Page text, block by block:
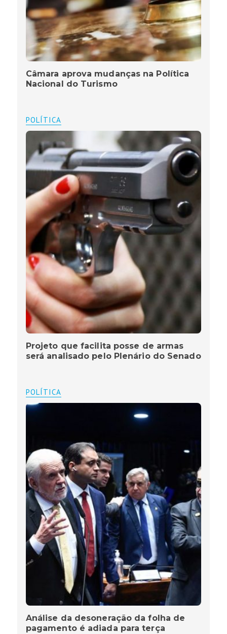
Câmara aprova mudanças na Política
Nacional do Turismo
POLÍTICA
Projeto que facilita posse de armas
será analisado pelo Plenário do Senado
POLÍTICA
Análise da desoneração da folha de
pagamento é adiada para terça